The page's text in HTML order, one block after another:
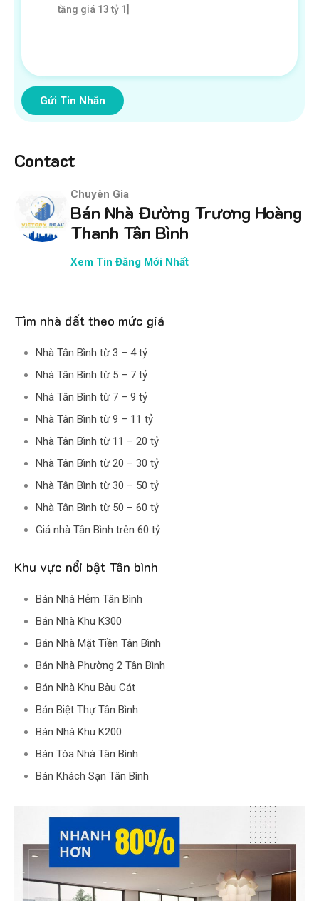
Gửi Tin Nhắn
Contact
Chuyên Gia
Bán Nhà Đường Trương Hoàng
Thanh Tân Bình
Xem Tin Đăng Mới Nhất
Tìm nhà đất theo mức giá
Nhà Tân Bình từ 3 – 4 tỷ
Nhà Tân Bình từ 5 – 7 tỷ
Nhà Tân Bình từ 7 – 9 tỷ
Nhà Tân Bình từ 9 – 11 tỷ
Nhà Tân Bình từ 11 – 20 tỷ
Nhà Tân Bình từ 20 – 30 tỷ
Nhà Tân Bình từ 30 – 50 tỷ
Nhà Tân Bình từ 50 – 60 tỷ
Giá nhà Tân Bình trên 60 tỷ
Khu vực nổi bật Tân bình
Bán Nhà Hẻm Tân Bình
Bán Nhà Khu K300
Bán Nhà Mặt Tiền Tân Bình
Bán Nhà Phường 2 Tân Bình
Bán Nhà Khu Bàu Cát
Bán Biệt Thự Tân Bình
Bán Nhà Khu K200
Bán Tòa Nhà Tân Bình
Bán Khách Sạn Tân Bình